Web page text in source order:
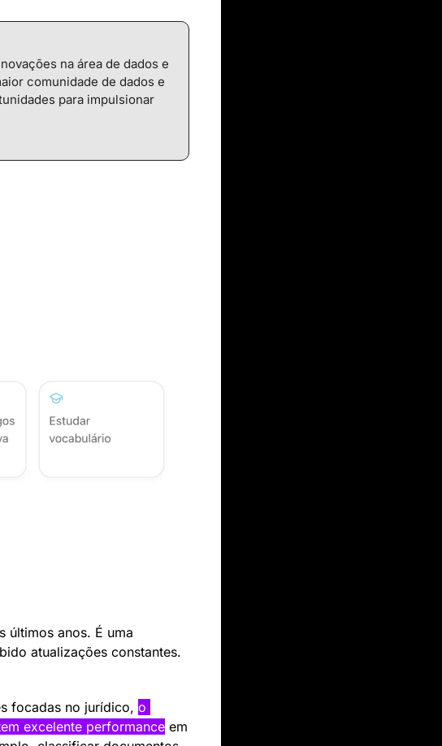
na área de dados e
comunidade de dados e
para impulsionar
últimos anos. É uma
atualizações constantes.
focadas no jurídico, o
excelente performance em